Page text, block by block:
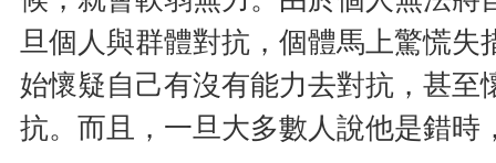
旦個人與群體對抗，個體馬上驚慌失
始懷疑自己有沒有能力去對抗，甚至
抗。而且，一旦大多數人說他是錯